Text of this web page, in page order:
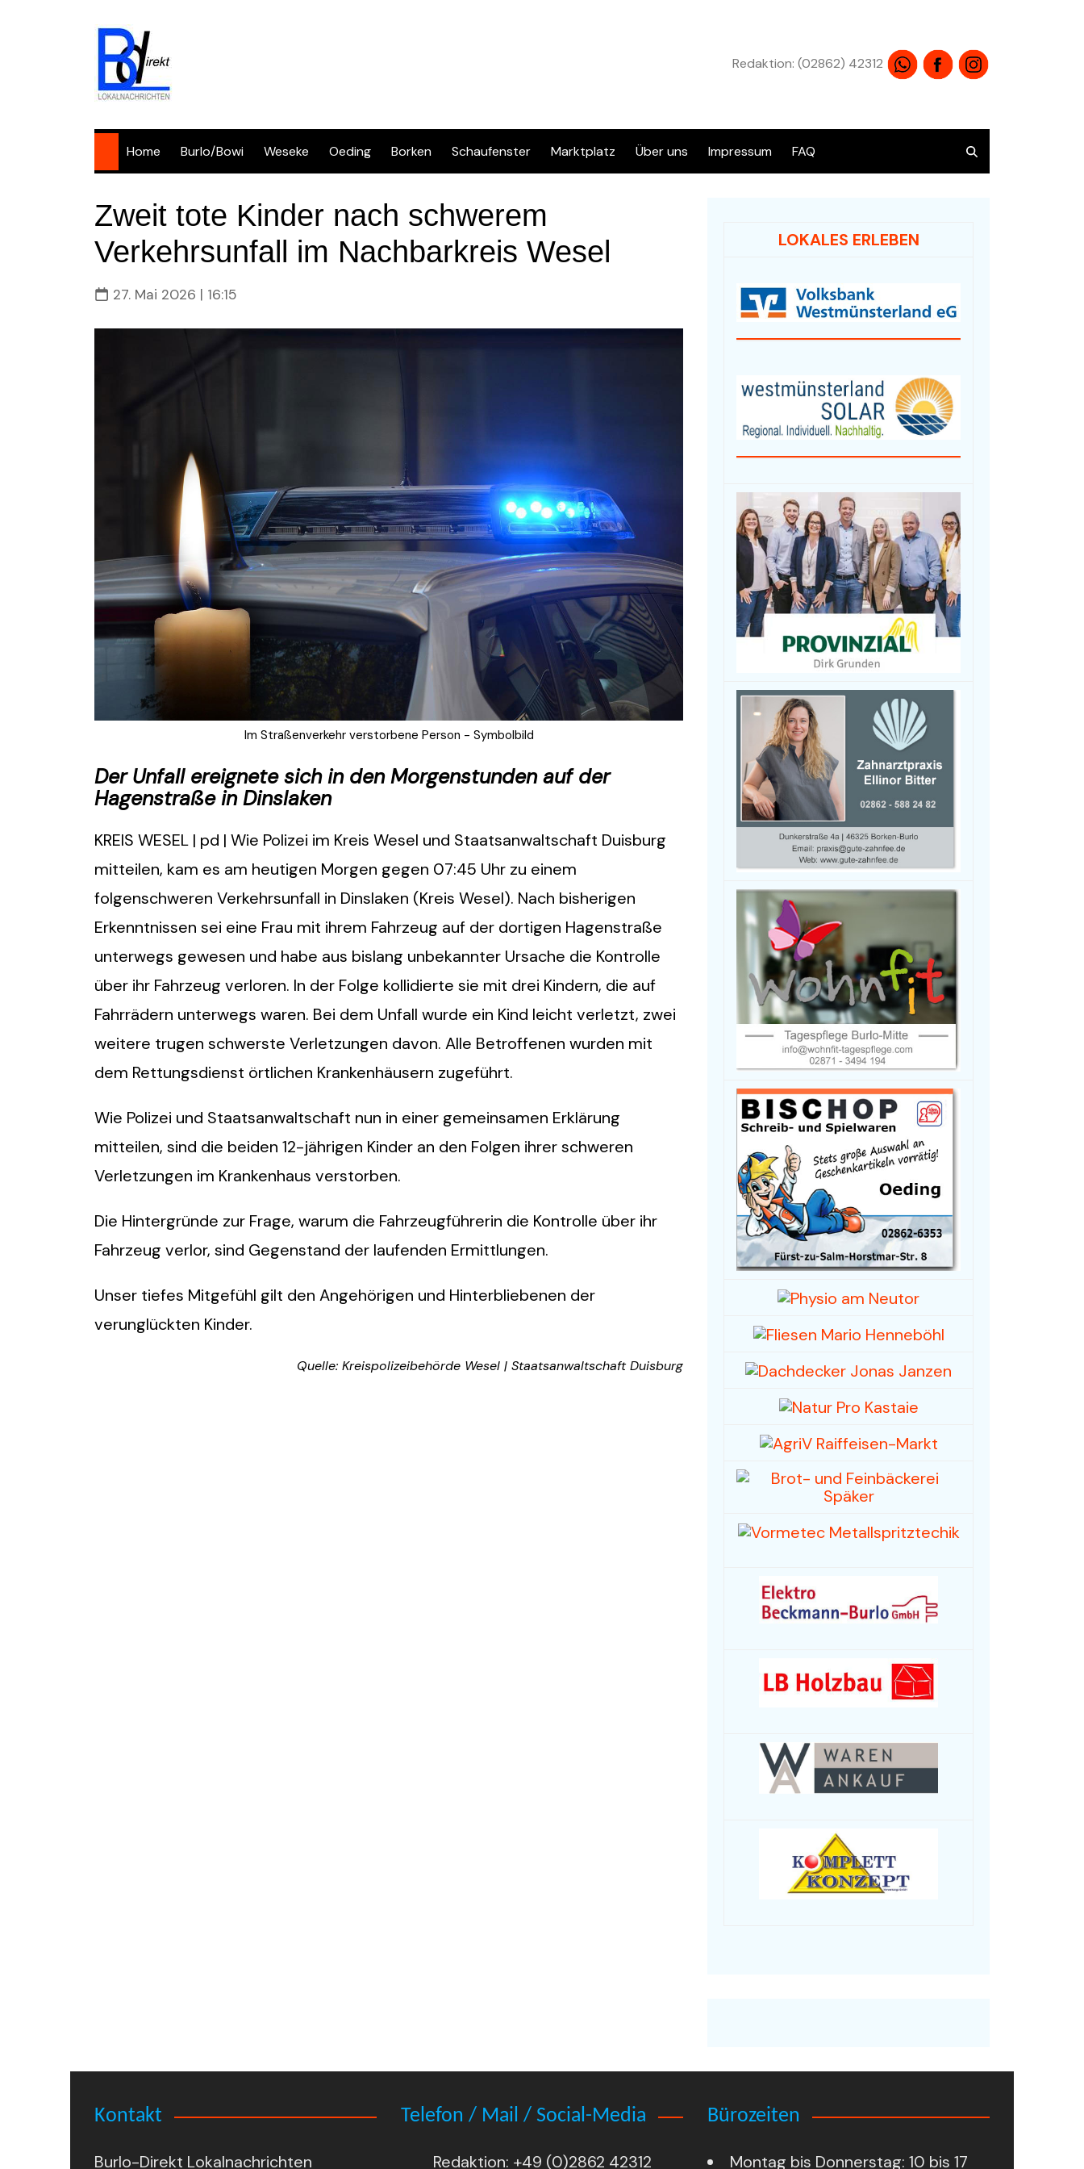
Redaktion: (02862) 42312
Home Burlo/Bowi Weseke Oeding Borken Schaufenster Marktplatz
Regelwerk & Datenschutz
Übersicht alle Angebote
Audio / HiFi / Electronic
Fahrzeuge / Fahrräder
Foto- und Videografie
Haus & Garten
Hobby/Musikinstrumente
& Zubehör
Spielwaren /
Sammlerstücke
Sport, -kleidung & -
Über uns Impressum FAQ
Zweit tote Kinder nach schwerem
Verkehrsunfall im Nachbarkreis Wesel
27. Mai 2026 | 16:15
Im Straßenverkehr verstorbene Person - Symbolbild
Der Unfall ereignete sich in den Morgenstunden auf der
Hagenstraße in Dinslaken
KREIS WESEL | pd | Wie Polizei im Kreis Wesel und Staatsanwaltschaft Duisburg
mitteilen, kam es am heutigen Morgen gegen 07:45 Uhr zu einem
folgenschweren Verkehrsunfall in Dinslaken (Kreis Wesel). Nach bisherigen
Erkenntnissen sei eine Frau mit ihrem Fahrzeug auf der dortigen Hagenstraße
unterwegs gewesen und habe aus bislang unbekannter Ursache die Kontrolle
über ihr Fahrzeug verloren. In der Folge kollidierte sie mit drei Kindern, die auf
Fahrrädern unterwegs waren. Bei dem Unfall wurde ein Kind leicht verletzt, zwei
weitere trugen schwerste Verletzungen davon. Alle Betroffenen wurden mit
dem Rettungsdienst örtlichen Krankenhäusern zugeführt.
Wie Polizei und Staatsanwaltschaft nun in einer gemeinsamen Erklärung
mitteilen, sind die beiden 12-jährigen Kinder an den Folgen ihrer schweren
Verletzungen im Krankenhaus verstorben.
Die Hintergründe zur Frage, warum die Fahrzeugführerin die Kontrolle über ihr
Fahrzeug verlor, sind Gegenstand der laufenden Ermittlungen.
Unser tiefes Mitgefühl gilt den Angehörigen und Hinterbliebenen der
verunglückten Kinder.
Quelle: Kreispolizeibehörde Wesel | Staatsanwaltschaft Duisburg
LOKALES ERLEBEN
Kontakt
Burlo-Direkt Lokalnachrichten
Telefon / Mail / Social-Media
Redaktion: +49 (0)2862 42312
Bürozeiten
Montag bis Donnerstag: 10 bis 17